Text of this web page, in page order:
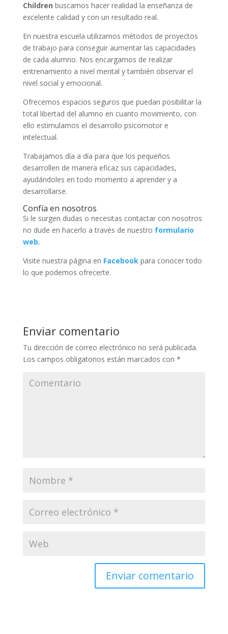
Children buscamos hacer realidad la enseñanza de
excelente calidad y con un resultado real.
En nuestra escuela utilizamos métodos de proyectos
de trabajo para conseguir aumentar las capacidades
de cada alumno. Nos encargamos de realizar
entrenamiento a nivel mental y también observar el
nivel social y emocional.
Ofrecemos espacios seguros que puedan posibilitar la
total libertad del alumno en cuanto movimiento, con
ello estimulamos el desarrollo psicomotor e
intelectual.
Trabajamos día a día para que los pequeños
desarrollen de manera eficaz sus capacidades,
ayudándoles en todo momento a aprender y a
desarrollarse.
Confía en nosotros
Si le surgen dudas o necesitas contactar con nosotros
no dude en hacerlo a través de nuestro formulario
web.
Visite nuestra página en Facebookpara conocer todo
lo que podemos ofrecerte.
Enviar comentario
Tu dirección de correo electrónico no será publicada.
Los campos obligatorios están marcados con *